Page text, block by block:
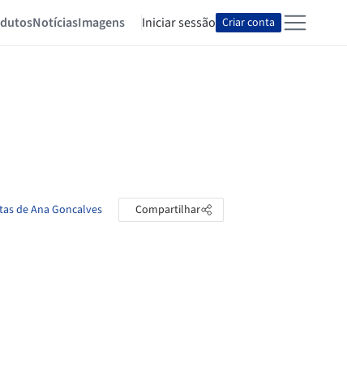
NotíciasImagens Iniciar sessão Criar conta
de Ana Goncalves Compartilhar